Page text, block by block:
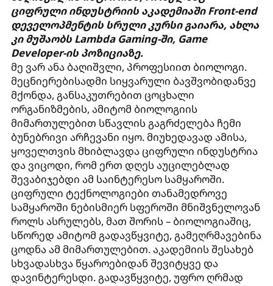
ციფრული ინდუსტრიის აკადემიაში Front-end
დეველოპმენტის სრული კურსი გაიარა, ახლა
კი მუშაობს Lambda Gaming-ში, Game
Developer-ის პოზიციაზე.
მე ვარ ანა ბაღიშვლი, პროფესიით ბიოლოგი.
მეცნიერებისადმი სიყვარული ბავშვობიდანვე
მქონდა, განსაკუთრებით ცოცხალი
ორგანიზმების, ამიტომ ბიოლოგიის
მიმართულებით სწავლის გაგრძელება ჩემი
ბუნებრივი არჩევანი იყო. მიუხედავად ამისა,
ყოველთვის მხიბლავდა ციფრული ინდუსტრია
და ვიცოდი, რომ ერთ დღეს აუცილებლად
შევაბიჯებდი ამ საინტერესო სამყაროში.
ციფრული ტექნოლოგიები თანამედროვე
სამყაროში ნებისმიერ სფეროში მნიშვნელოვან
როლს ასრულებს, მათ შორის – ბიოლოგიაშიც,
სწორედ ამიტომ გადავწყვიტე, გამეღრმავებინა
ცოდნა ამ მიმართულებით. აკადემიის შესახებ
სხვადასხვა წყაროებიდან შევიტყვე და
დავინტერესდი. გადავწყვიტე, უფრო ღრმად